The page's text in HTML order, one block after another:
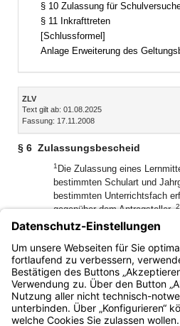
§ 10 Zulassung für
§ 11 Inkrafttreten
[Schlussformel]
Anlage Erweiterung des
Inhalt
ZLV
Text gilt ab: 01.08.2025
Fassung: 17.11.2008
§ 6 Zulassungsbescheid
1 Die Zulassung eines
bestimmten Schulart und
bestimmten Unterrichtsfach
gegenüber dem Antragsteller.2
nicht ausdrücklich etwas
zu
Zulassung für eine andere
sowie für ein anderes
Bayern.de